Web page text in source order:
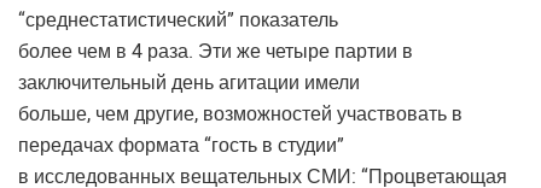
“среднестатистический” показатель
более чем в 4 раза. Эти же четыре партии в
заключительный день агитации имели
больше, чем другие, возможностей участвовать в
передачах формата “гость в студии”
в исследованных вещательных СМИ: “Процветающая